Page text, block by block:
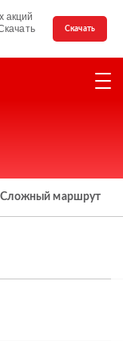
акций
Скачать
Сложный маршрут